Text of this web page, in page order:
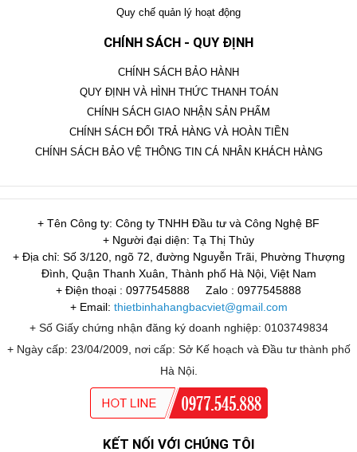
Quy chế quản lý hoạt động
CHÍNH SÁCH - QUY ĐỊNH
CHÍNH SÁCH BẢO HÀNH
QUY ĐỊNH VÀ HÌNH THỨC THANH TOÁN
CHÍNH SÁCH GIAO NHẬN SẢN PHẨM
CHÍNH SÁCH ĐỔI TRẢ HÀNG VÀ HOÀN TIỀN
CHÍNH SÁCH BẢO VỆ THÔNG TIN CÁ NHÂN KHÁCH HÀNG
+ Tên Công ty: Công ty TNHH Đầu tư và Công Nghệ BF
+ Người đại diện: Tạ Thị Thủy
+ Địa chỉ: Số 3/120, ngõ 72, đường Nguyễn Trãi, Phường Thượng
Đình, Quận Thanh Xuân, Thành phố Hà Nội, Việt Nam
+ Điện thoại : 0977545888
Zalo : 0977545888
+ Email: thietbinhahangbacviet@gmail.com
+ Số Giấy chứng nhận đăng ký doanh nghiệp: 0103749834
+ Ngày cấp: 23/04/2009, nơi cấp: Sở Kế hoạch và Đầu tư thành phố
Hà Nội.
KẾT NỐI VỚI CHÚNG TÔI